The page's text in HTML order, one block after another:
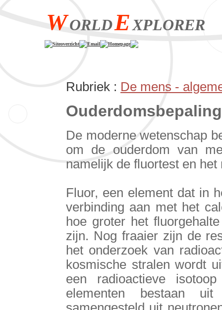
WORLDEXPLORER
Siteoverzicht Email Homepage
Rubriek : De mens -
Ouderdomsbepaling
De moderne wetenschap
om de ouderdom van
namelijk de fluortest en
Fluor, een element dat in
verbinding aan met het
hoe groter het
zijn. Nog fraaier zijn de
het onderzoek van
kosmische stralen wordt
een radioactieve
elementen bestaan